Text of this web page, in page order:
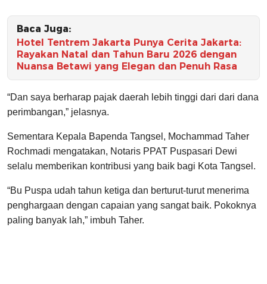
Baca Juga:
Hotel Tentrem Jakarta Punya Cerita Jakarta:
Rayakan Natal dan Tahun Baru 2026 dengan
Nuansa Betawi yang Elegan dan Penuh Rasa
“Dan saya berharap pajak daerah lebih tinggi dari dari dana
perimbangan,” jelasnya.
Sementara Kepala Bapenda Tangsel, Mochammad Taher
Rochmadi mengatakan, Notaris PPAT Puspasari Dewi
selalu memberikan kontribusi yang baik bagi Kota Tangsel.
“Bu Puspa udah tahun ketiga dan berturut-turut menerima
penghargaan dengan capaian yang sangat baik. Pokoknya
paling banyak lah,” imbuh Taher.